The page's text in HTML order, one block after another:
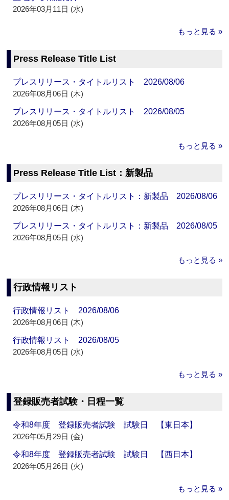
2026年03月11日 (水)
もっと見る »
Press Release Title List
プレスリリース・タイトルリスト 2026/08/06
2026年08月06日 (木)
プレスリリース・タイトルリスト 2026/08/05
2026年08月05日 (水)
もっと見る »
Press Release Title List：新製品
プレスリリース・タイトルリスト：新製品 2026/08/06
2026年08月06日 (木)
プレスリリース・タイトルリスト：新製品 2026/08/05
2026年08月05日 (水)
もっと見る »
行政情報リスト
行政情報リスト 2026/08/06
2026年08月06日 (木)
行政情報リスト 2026/08/05
2026年08月05日 (水)
もっと見る »
登録販売者試験・日程一覧
令和8年度 登録販売者試験 試験日 【東日本】
2026年05月29日 (金)
令和8年度 登録販売者試験 試験日 【西日本】
2026年05月26日 (火)
もっと見る »